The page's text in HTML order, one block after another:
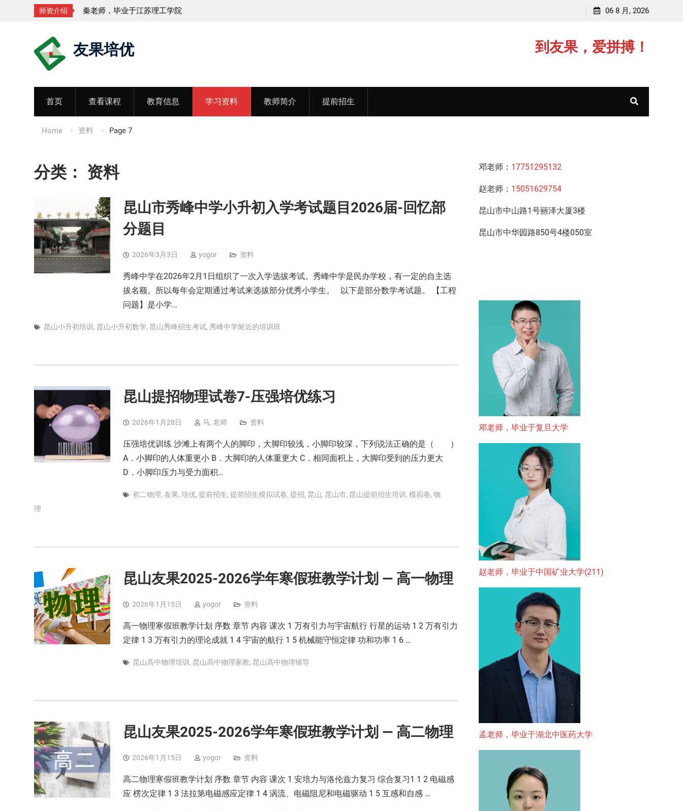
师资介绍 孟老师，毕业于湖北中医药大学 06 8 月, 2026
友果培优 到友果，爱拼搏！
首页 查看课程 教育信息 学习资料 教师简介 提前招生
Home 资料 Page 7
分类： 资料
昆山市秀峰中学小升初入学考试题目2026届-回忆部
分题目
2026年3月3日 yogor 资料
秀峰中学在2026年2月1日组织了一次入学选拔考试。秀峰中学是民办学校，有一定的自主选
拔名额。所以每年会定期通过考试来选拔部分优秀小学生。 以下是部分数学考试题。 【工程
问题】是小学…
昆山小升初培训 , 昆山小升初数学, 昆山秀峰招生考试, 秀峰中学附近的培训班
昆山提招物理试卷7-压强培优练习
2026年1月28日 马, 老师 资料
压强培优训练 沙滩上有两个人的脚印，大脚印较浅，小脚印较深，下列说法正确的是（ ）
A．小脚印的人体重更小 B．大脚印的人体重更大 C．相同面积上，大脚印受到的压力更大
D．小脚印压力与受力面积…
初二物理, 友果, 培优, 提前招生, 提前招生模拟试卷, 提招, 昆山, 昆山市, 昆山提前招生培训 , 模拟卷, 物
理
昆山友果2025-2026学年寒假班教学计划 — 高一物理
2026年1月15日 yogor 资料
高一物理寒假班教学计划 序数 章节 内容 课次 1 万有引力与宇宙航行 行星的运动 1 2 万有引力
定律 1 3 万有引力的理论成就 1 4 宇宙的航行 1 5 机械能守恒定律 功和功率 1 6 …
昆山高中物理培训 , 昆山高中物理家教, 昆山高中物理辅导
昆山友果2025-2026学年寒假班教学计划 — 高二物理
2026年1月15日 yogor 资料
高二物理寒假班教学计划 序数 章节 内容 课次 1 安培力与洛伦兹力复习 综合复习1 1 2 电磁感
应 楞次定律 1 3 法拉第电磁感应定律 1 4 涡流、电磁阻尼和电磁驱动 1 5 互感和自感 …
邓老师： 17751295132
赵老师： 15051629754
昆山市中山路1号丽泽大厦3楼
昆山市中华园路850号4楼050室
邓老师，毕业于复旦大学
赵老师，毕业于中国矿业大学(211)
孟老师，毕业于湖北中医药大学